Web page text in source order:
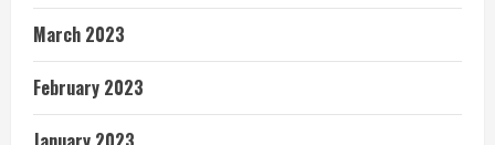
March 2023
February 2023